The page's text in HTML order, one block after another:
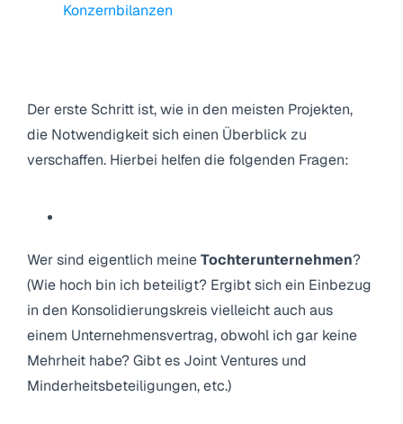
Konzernbilanzen
Der erste Schritt ist, wie in den meisten Projekten,
die Notwendigkeit sich einen Überblick zu
verschaffen. Hierbei helfen die folgenden Fragen:
Wer sind eigentlich meineTochterunternehmen?
(Wie hoch bin ich beteiligt? Ergibt sich ein Einbezug
in den Konsolidierungskreis vielleicht auch aus
einem Unternehmensvertrag, obwohl ich gar keine
Mehrheit habe? Gibt es Joint Ventures und
Minderheitsbeteiligungen, etc.)